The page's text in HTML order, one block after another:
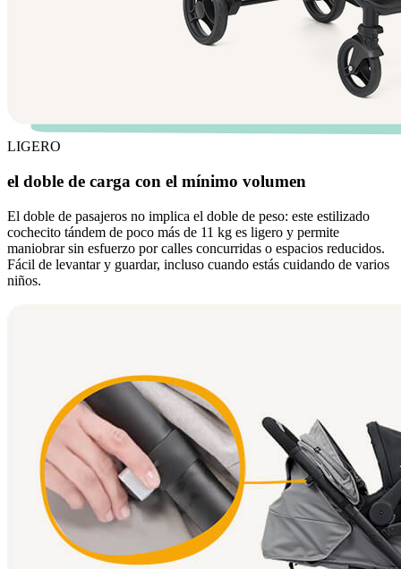
LIGERO
el doble de carga con el mínimo volumen
El doble de pasajeros no implica el doble de peso: este estilizado
cochecito tándem de poco más de 11 kg es ligero y permite
maniobrar sin esfuerzo por calles concurridas o espacios reducidos.
Fácil de levantar y guardar, incluso cuando estás cuidando de varios
niños.